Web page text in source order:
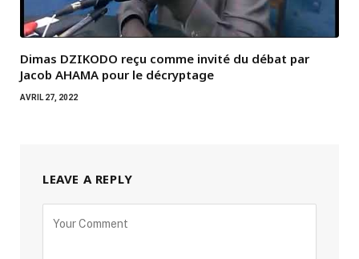
Dimas DZIKODO reçu comme invité du débat par
Jacob AHAMA pour le décryptage
AVRIL 27, 2022
LEAVE A REPLY